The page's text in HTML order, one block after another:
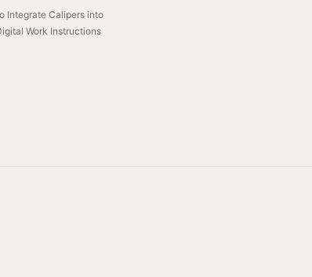
Integrate Calipers into
Work Instructions